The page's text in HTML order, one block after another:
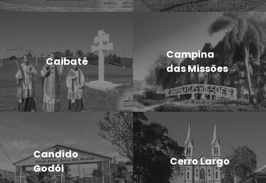
Caibaté
Campina
das Missões
Candido
Godói
Cerro Largo